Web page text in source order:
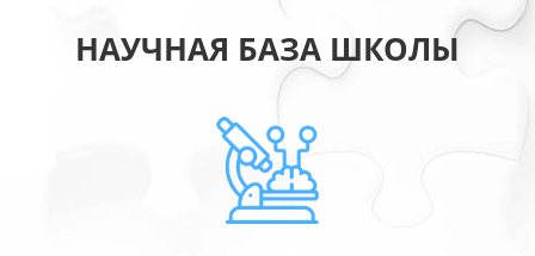
НАУЧНАЯ БАЗА ШКОЛЫ